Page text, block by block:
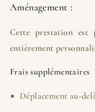
Aménagement :
Cette prestation est
entièrement
Frais supplémentaires
Déplacement au-